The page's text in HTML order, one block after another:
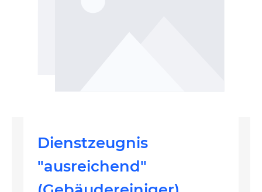
Dienstzeugnis
"ausreichend"